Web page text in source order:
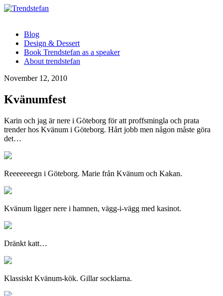
Blog
Design & Dessert
Book Trendstefan as a speaker
About trendstefan
November 12, 2010
Kvänumfest
Karin och jag är nere i Göteborg för att proffsmingla och prata
trender hos Kvänum i Göteborg. Hårt jobb men någon måste göra
det…
Reeeeeeegn i Göteborg. Marie från Kvänum och Kakan.
Kvänum ligger nere i hamnen, vägg-i-vägg med kasinot.
Dränkt katt…
Klassiskt Kvänum-kök. Gillar socklarna.